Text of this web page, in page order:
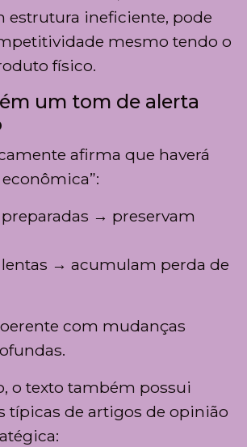
estrutura ineficiente, pode
mesmo tendo o
físico.
um tom de alerta
afirma que haverá
→ preservam
→ acumulam perda de
com mudanças
o texto também possui
típicas de artigos de opinião